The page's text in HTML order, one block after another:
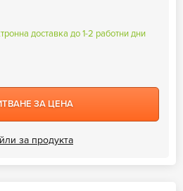
доставка до 1-2 работни дни
ЗА ЦЕНА
за продукта